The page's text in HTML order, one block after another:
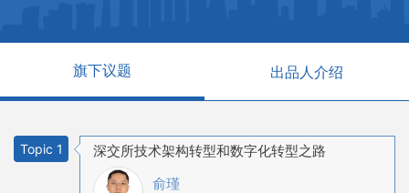
旗下议题 出品人介绍
Topic 1
深交所技术架构转型和数字化转型之路
俞瑾